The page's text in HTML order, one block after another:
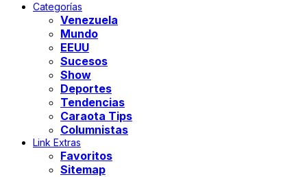
Categorías
Venezuela
Mundo
EEUU
Sucesos
Show
Deportes
Tendencias
Caraota Tips
Columnistas
Link Extras
Favoritos
Sitemap